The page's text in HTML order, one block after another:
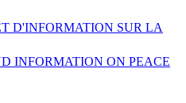
D'INFORMATION SUR LA
INFORMATION ON PEACE